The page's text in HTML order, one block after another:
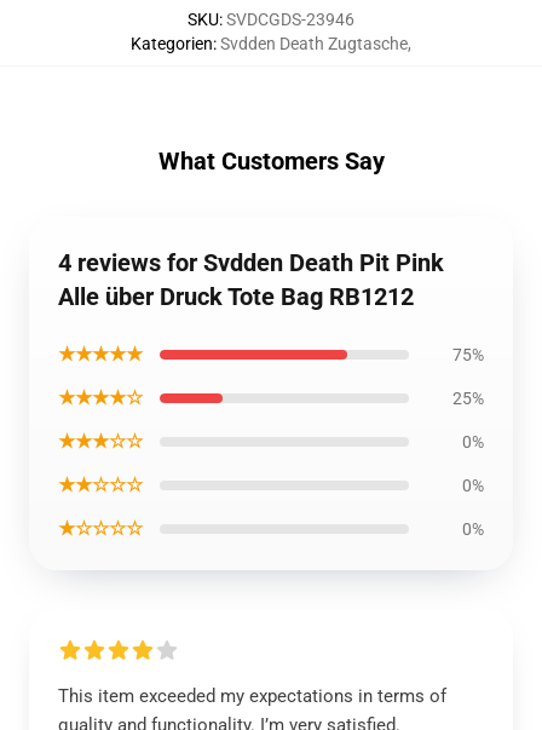
SKU:SVDCGDS-23946
Kategorien:Svdden Death Zugtasche,
What Customers Say
4 reviews for Svdden Death Pit Pink
Alle über Druck Tote Bag RB1212
★★★★★ 75%
★★★★☆ 25%
★★★☆☆ 0%
★★☆☆☆ 0%
★☆☆☆☆ 0%
This item exceeded my expectations in terms of
quality and functionality. I’m very satisfied.